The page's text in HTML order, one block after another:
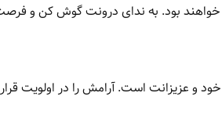
خواهند بود. به ندای درونت گوش کن و
و عزیزانت است. آرامش را در اولویت